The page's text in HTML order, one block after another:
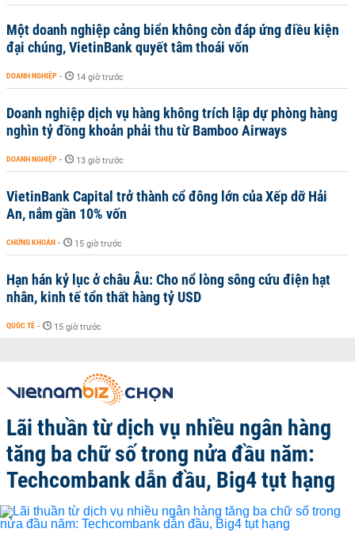
Một doanh nghiệp cảng biển không còn đáp ứng điều kiện
đại chúng, VietinBank quyết tâm thoái vốn
DOANH NGHIỆP - 14 giờ trước
Doanh nghiệp dịch vụ hàng không trích lập dự phòng hàng
nghìn tỷ đồng khoản phải thu từ Bamboo Airways
DOANH NGHIỆP - 13 giờ trước
VietinBank Capital trở thành cổ đông lớn của Xếp dỡ Hải
An, nắm gần 10% vốn
CHỨNG KHOÁN - 15 giờ trước
Hạn hán kỷ lục ở châu Âu: Cho nổ lòng sông cứu điện hạt
nhân, kinh tế tổn thất hàng tỷ USD
QUỐC TẾ - 15 giờ trước
Lãi thuần từ dịch vụ nhiều ngân hàng
tăng ba chữ số trong nửa đầu năm:
Techcombank dẫn đầu, Big4 tụt hạng